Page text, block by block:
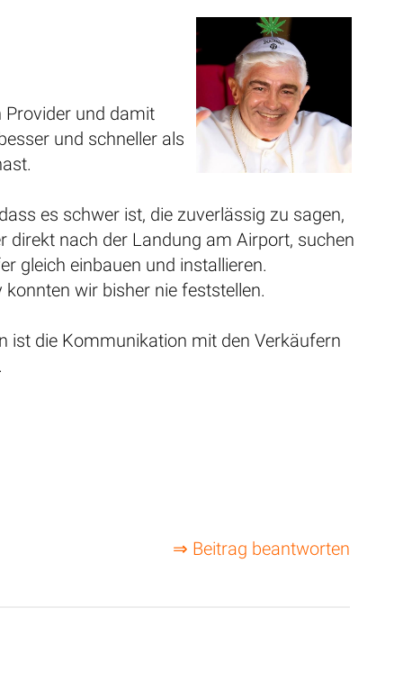
Provider und damit
und schneller als
es schwer ist, die zuverlässig zu sagen,
nach der Landung am Airport, suchen
gleich einbauen und installieren.
wir bisher nie feststellen.
ist die Kommunikation mit den Verkäufern
⇒ Beitrag beantworten